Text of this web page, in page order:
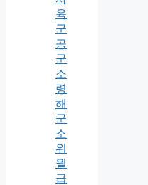
육
군
공
군
소
령
해
군
소
위
월
급